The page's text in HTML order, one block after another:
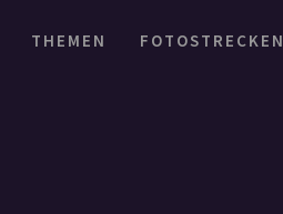
THEMEN FOTOSTRECKEN